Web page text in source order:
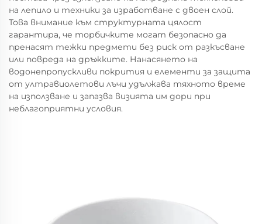
на лепило и техники за изработване с двоен слой.
Това внимание към структурната цялост
гарантира, че торбичките могат безопасно да
пренасят тежки предмети без риск от разкъсване
или повреда на дръжките. Нанасянето на
водонепропускливи покрития и елементи за защита
от ултравиолетови лъчи удължава тяхното време
на използване и запазва визията им дори при
неблагоприятни условия.